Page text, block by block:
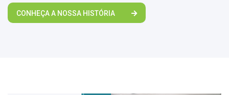
CONHEÇA A NOSSA HISTÓRIA